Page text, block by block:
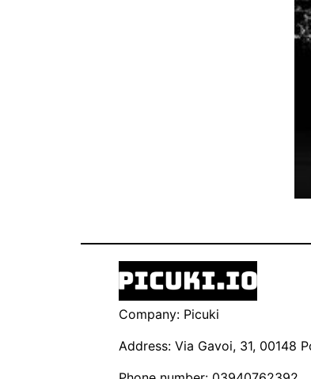
Company: Picuki
Address: Via Gavoi, 31, 00148